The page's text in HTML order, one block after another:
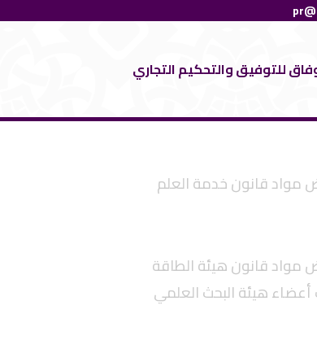
للتوفيق والتحكيم التجاري
بعض مواد قانون خدمة العلم
بعض مواد قانون هيئة الطاقة
هيئة البحث العلمي